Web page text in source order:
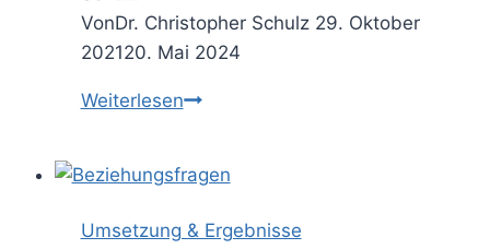
VonDr. Christopher Schulz 29. Oktober
202120. Mai 2024
WeiterlesenQuestion
so
nutzt
Umsetzung & Ergebnisse